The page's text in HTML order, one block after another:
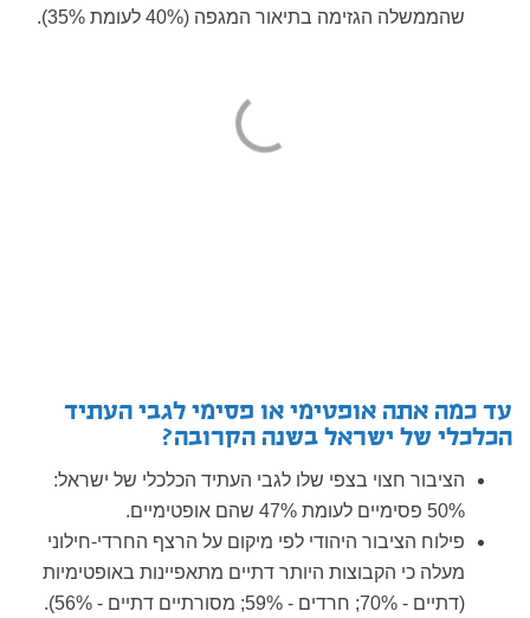
שהממשלה הגזימה בתיאור המגפה (40% לעומת 35%).
עד כמה אתה אופטימי או פסימי לגבי העתיד
הכלכלי של ישראל בשנה הקרובה?
הציבור חצוי בצפי שלו לגבי העתיד הכלכלי של ישראל:
50% פסימיים לעומת 47% שהם אופטימיים.
פילוח הציבור היהודי לפי מיקום על הרצף החרדי-חילוני
מעלה כי הקבוצות היותר דתיים מתאפיינות באופטימיות
(דתיים - 70%; חרדים - 59%; מסורתיים דתיים - 56%).